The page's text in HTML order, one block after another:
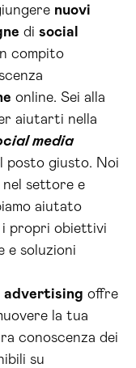
nuovi
di social
compito
online. Sei alla
aiutarti nella
media
posto giusto. Noi
nel settore e
aiutato
i propri obiettivi
e soluzioni
advertising offre
la tua
conoscenza dei
su